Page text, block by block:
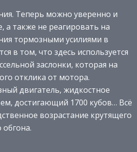
Теперь можно уверенно и
а также не реагировать на
тормозными усилиями в
в том, что здесь используется
заслонки, которая на
отклика от мотора.
двигатель, жидкостное
достигающий 1700 кубов… Всё
возрастание крутящего